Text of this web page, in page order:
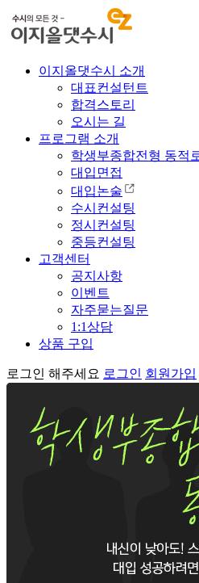
이지올댓수시 소개
대표컨설턴트
합격스토리
오시는 길
프로그램 소개
학생부종합전형 동적
대입면접
대입논술
수시컨설팅
정시컨설팅
중등컨설팅
고객센터
공지사항
이벤트
자주묻는질문
1:1상담
상품 구입
로그인 해주세요 로그인 회원가입